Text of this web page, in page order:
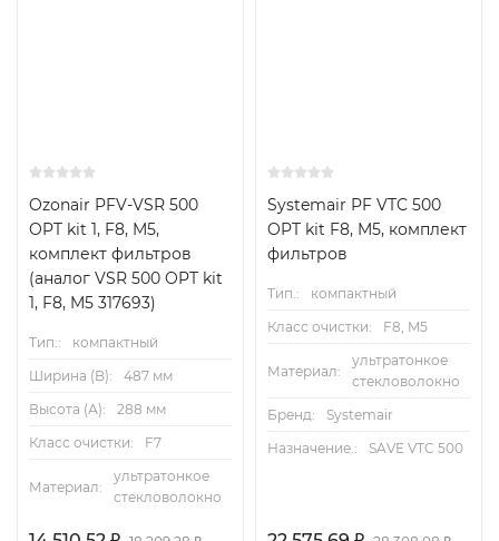
Ozonair PFV-VSR 500
OPT kit 1, F8, M5,
комплект фильтров
(аналог VSR 500 OPT kit
1, F8, M5 317693)
Тип.:
компактный
Ширина (B):
487 мм
Высота (А):
288 мм
Класс очистки:
F7
Материал:
ультратонкое
стекловолокно
Systemair PF VTC 500
OPT kit F8, M5, комплект
фильтров
Тип.:
компактный
Класс очистки:
F8, M5
Материал:
ультратонкое
стекловолокно
Бренд:
Systemair
Назначение.:
SAVE VTC 500